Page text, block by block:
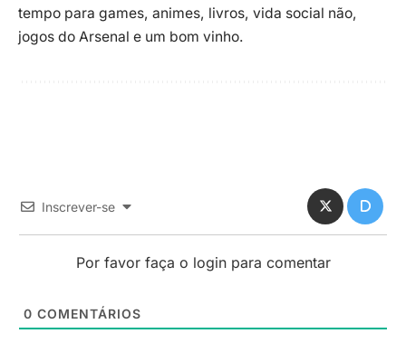
tempo para games, animes, livros, vida social não,
jogos do Arsenal e um bom vinho.
Inscrever-se
Por favor faça o login para comentar
0 COMENTÁRIOS